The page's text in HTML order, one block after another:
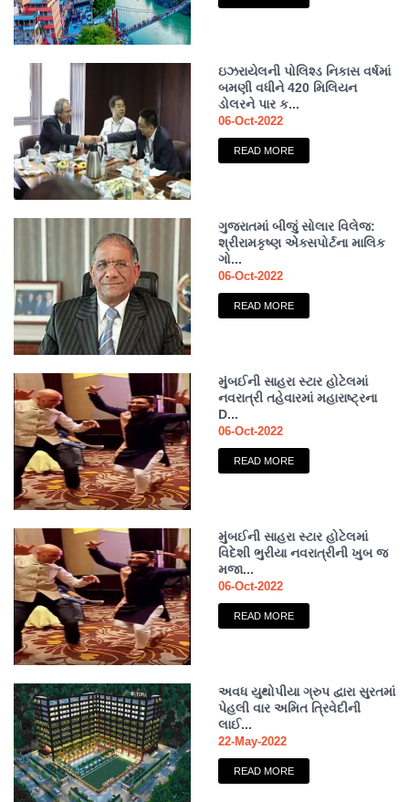
ઇઝરાયેલની પોલિશ્ડ નિકાસ વર્ષમાં
બમણી વધીને 420 મિલિયન
ડોલરને પાર ક...
06-Oct-2022
READ MORE
ગુજરાતમાં બીજું સોલાર વિલેજ:
શ્રીરામકૃષ્ણ એક્સપોર્ટના માલિક
ગો...
06-Oct-2022
READ MORE
મુંબઈની સાહરા સ્ટાર હોટેલમાં
નવરાત્રી તહેવારમાં મહારાષ્ટ્રના
D...
06-Oct-2022
READ MORE
મુંબઈની સાહરા સ્ટાર હોટેલમાં
વિદેશી ભુરીયા નવરાત્રીની ખુબ જ
મજા...
06-Oct-2022
READ MORE
અવધ યુથોપીયા ગ્રુપ દ્વારા સુરતમાં
પેહલી વાર અમિત ત્રિવેદીની
લાઈ...
22-May-2022
READ MORE